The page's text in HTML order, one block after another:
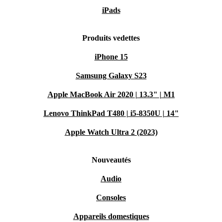
iPads
Produits vedettes
iPhone 15
Samsung Galaxy S23
Apple MacBook Air 2020 | 13.3" | M1
Lenovo ThinkPad T480 | i5-8350U | 14"
Apple Watch Ultra 2 (2023)
Nouveautés
Audio
Consoles
Appareils domestiques